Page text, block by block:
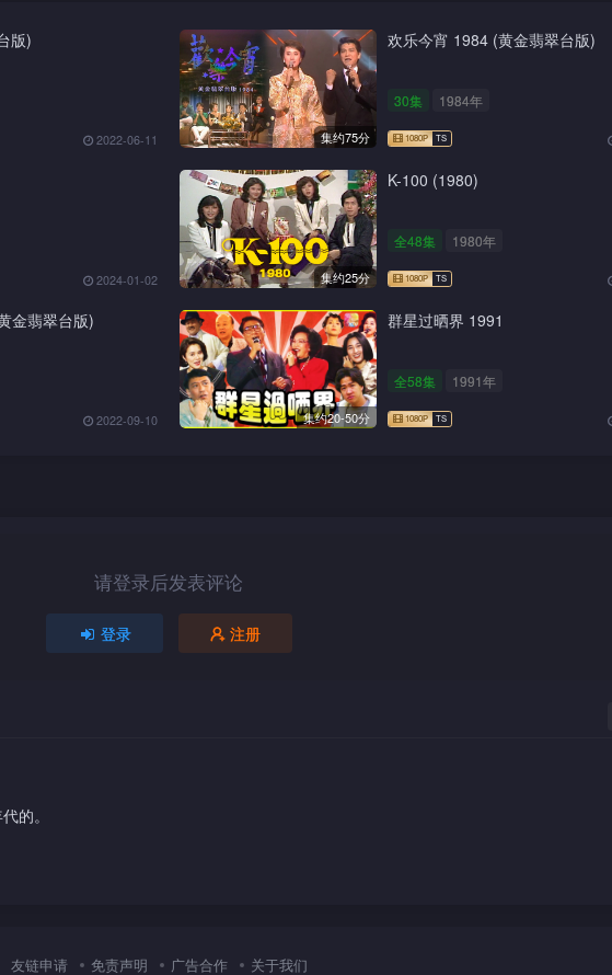
版)
2022-06-11 集约75分
欢乐今宵 1984 (黄金翡翠台版)
30集 1984年
2024-01-02 集约25分
K-100 (1980)
全48集 1980年
金翡翠台版)
2022-09-10 集约20-50分
群星过晒界 1991
全58集 1991年
请登录后发表评论
登录 注册
的。
友链申请 免责声明 广告合作 关于我们